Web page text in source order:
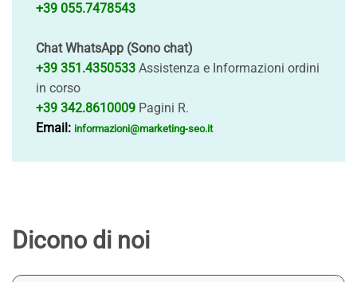
+39 055.7478543
Chat WhatsApp (Sono chat)
+39 351.4350533 Assistenza e Informazioni ordini
in corso
+39 342.8610009 Pagini R.
Email: informazioni@marketing-seo.it
Dicono di noi